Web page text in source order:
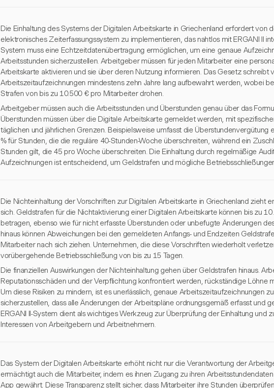
Die Einhaltung des Systems der Digitalen Arbeitskarte in Griechenland erfordert von
elektronisches Zeiterfassungssystem zu implementieren, das nahtlos mit ERGANI II
System muss eine Echtzeitdatenübertragung ermöglichen, um eine genaue
Arbeitsstunden sicherzustellen. Arbeitgeber müssen für jeden Mitarbeiter eine
Arbeitskarte aktivieren und sie über deren Nutzung informieren. Das Gesetz schreibt
Arbeitszeitaufzeichnungen mindestens zehn Jahre lang aufbewahrt werden, wobei
Strafen von bis zu 10.500 € pro Mitarbeiter drohen.
Arbeitgeber müssen auch die Arbeitsstunden und Überstunden genau über das
Überstunden müssen über die Digitale Arbeitskarte gemeldet werden, mit
täglichen und jährlichen Grenzen. Beispielsweise umfasst die Überstundenvergütung
% für Stunden, die die reguläre 40-Stunden-Woche überschreiten, während ein
Stunden gilt, die 45 pro Woche überschreiten. Die Einhaltung durch regelmäßige
Aufzeichnungen ist entscheidend, um Geldstrafen und mögliche
Die Nichteinhaltung der Vorschriften zur Digitalen Arbeitskarte in Griechenland zieht
sich. Geldstrafen für die Nichtaktivierung einer Digitalen Arbeitskarte können bis zu
betragen, ebenso wie für nicht erfasste Überstunden oder unbefugte Änderungen
hinaus können Abweichungen bei den gemeldeten Anfangs- und Endzeiten
Mitarbeiter nach sich ziehen. Unternehmen, die diese Vorschriften wiederholt
vorübergehende Betriebsschließung von bis zu 15 Tagen.
Die finanziellen Auswirkungen der Nichteinhaltung gehen über Geldstrafen hinaus.
Reputationsschäden und der Verpflichtung konfrontiert werden, rückständige Löhne
Um diese Risiken zu mindern, ist es unerlässlich, genaue Arbeitszeitaufzeichnungen
sicherzustellen, dass alle Änderungen der Arbeitspläne ordnungsgemäß erfasst und
ERGANI II-System dient als wichtiges Werkzeug zur Überprüfung der Einhaltung und
Interessen von Arbeitgebern und Arbeitnehmern.
Das System der Digitalen Arbeitskarte erhöht nicht nur die Verantwortung der
ermächtigt auch die Mitarbeiter, indem es ihnen Zugang zu ihren
App gewährt. Diese Transparenz stellt sicher, dass Mitarbeiter ihre Stunden